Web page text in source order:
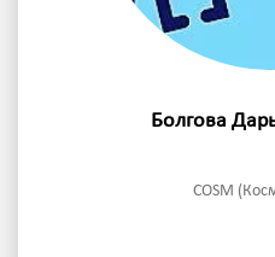
Болгова
COSM